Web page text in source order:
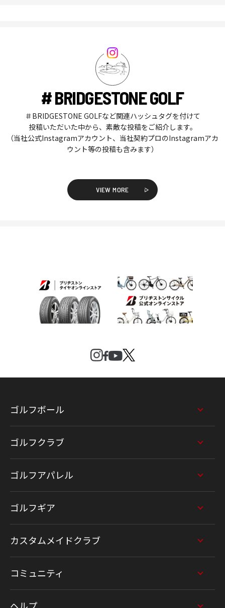
# BRIDGESTONE GOLF
＃BRIDGESTONE GOLFなど関連ハッシュタグを付けて
投稿いただいた中から、素敵な投稿をご紹介します。
（当社公式Instagramアカウント、当社契約プロのInstagramアカ
ウント等の投稿も含みます）
VIEW MORE
ゴルフボール
ゴルフクラブ
ゴルフアパレル
ゴルフギア
カスタムメイドクラブ
コミュニティ